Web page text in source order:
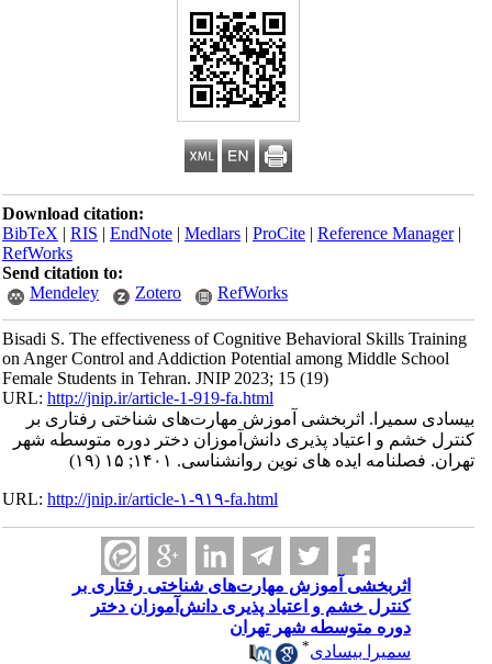
Download citation:
BibTeX|RIS|EndNote|Medlars|ProCite|Reference Manager
RefWorks
Send citation to:
Mendeley
Zotero RefWorks
Bisadi S. The effectiveness of Cognitive Behavioral Skills Training
on Anger Control and Addiction Potential among Middle School
Female Students in Tehran. JNIP 2023; 15 (19)
URL:http://jnip.ir/article-1-919-fa.html
بیسادی سمیرا. اثربخشی آموزش مهارت‌های شناختی رفتاری بر
کنترل خشم و اعتیاد پذیری دانش‌آموزان دختر دوره متوسطه شهر
تهران. فصلنامه ایده های نوین روانشناسی. ۱۴۰۱; ۱۵ (۱۹)
URL:http://jnip.ir/article-۱-۹۱۹-fa.html
اثربخشی آموزش مهارت‌های شناختی رفتاری بر
کنترل خشم و اعتیاد پذیری دانش‌آموزان دختر
دوره متوسطه شهر تهران
سمیرا بیسادی*